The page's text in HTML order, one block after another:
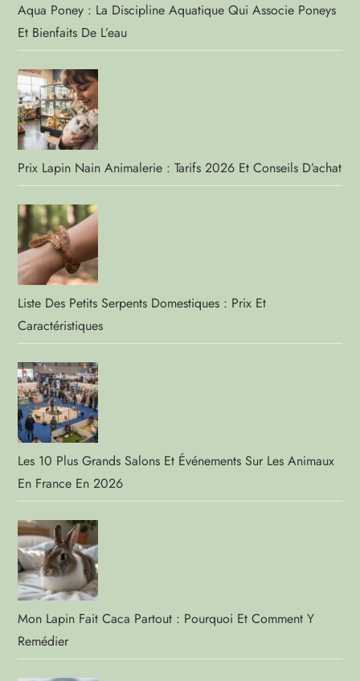
Aqua Poney : La Discipline Aquatique Qui Associe Poneys
Et Bienfaits De L’eau
Prix Lapin Nain Animalerie : Tarifs 2026 Et Conseils D’achat
Liste Des Petits Serpents Domestiques : Prix Et
Caractéristiques
Les 10 Plus Grands Salons Et Événements Sur Les Animaux
En France En 2026
Mon Lapin Fait Caca Partout : Pourquoi Et Comment Y
Remédier